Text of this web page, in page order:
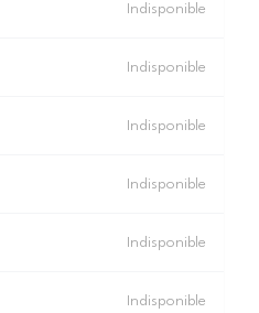
Indisponible
Indisponible
Indisponible
Indisponible
Indisponible
Indisponible